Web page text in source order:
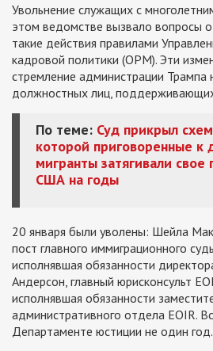
Увольнение служащих с
этом ведомстве вызвало вопросы
такие действия правилами
кадровой политики (OPM). Эти
стремление администрации Трампа
должностных лиц, поддерживающих
По теме: Суд прикрыл
которой приговоренные к
мигранты затягивали
США на годы
20 января были уволены: Шейла
пост главного иммиграционного
исполнявшая обязанности
Андерсон, главный юрисконсульт
исполнявшая обязанности
административного отдела EOIR.
Департаменте юстиции не один год.